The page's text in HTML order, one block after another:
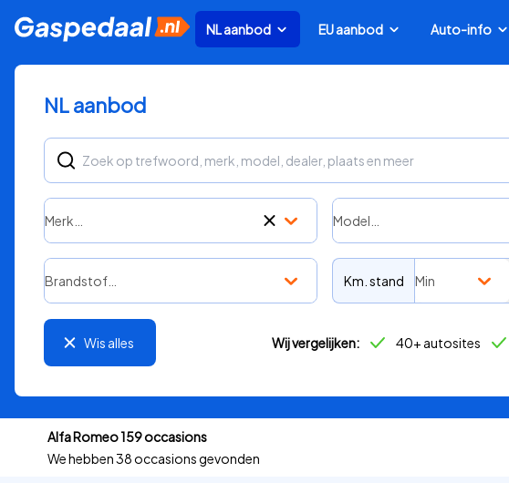
NL aanbod EU aanbod Auto-info
NL aanbod
Merk… Model…
Brandstof… Km. stand Min
Wis alles Wij vergelijken: 40+ autosites
Alfa Romeo 159 occasions
We hebben38 occasions gevonden